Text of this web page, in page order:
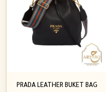
PRADA LEATHER BUKET BAG